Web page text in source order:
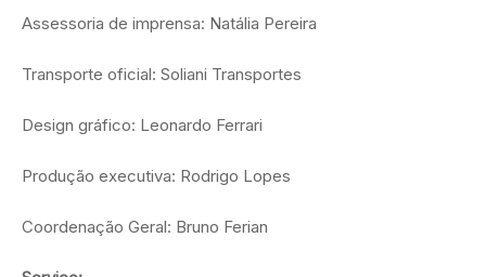
Assessoria de imprensa: Natália Pereira
Transporte oficial: Soliani Transportes
Design gráfico: Leonardo Ferrari
Produção executiva: Rodrigo Lopes
Coordenação Geral: Bruno Ferian